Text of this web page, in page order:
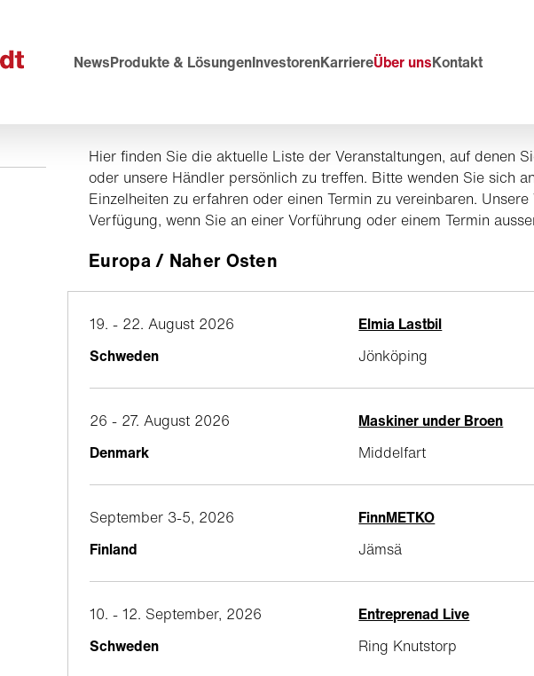
NewsProdukte & LösungenInvestorenKarriereÜber unsKontakt
Hier finden Sie die aktuelle Liste der Veranstaltungen, auf denen
oder unsere Händler persönlich zu treffen. Bitte wenden Sie sich an
Einzelheiten zu erfahren oder einen Termin zu vereinbaren.
Verfügung, wenn Sie an einer Vorführung oder einem Termin
Europa / Naher Osten
19. - 22. August 2026
Schweden
Elmia Lastbil
Jönköping
26 - 27. August 2026
Denmark
Maskiner under Broen
Middelfart
September 3-5, 2026
Finland
FinnMETKO
Jämsä
10. - 12. September, 2026
Schweden
Entreprenad Live
Ring Knutstorp